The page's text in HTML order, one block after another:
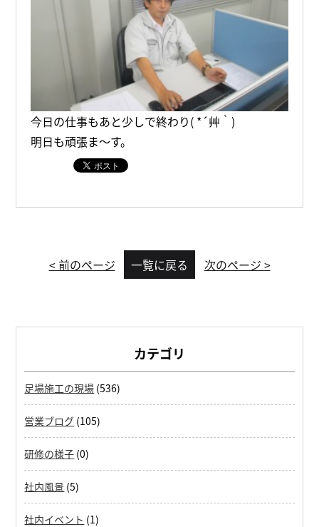
今日の仕事もあと少しで終わり( *´艸｀)
明日も頑張ま～す。
< 前のページ 一覧に戻る 次のページ >
カテゴリ
足場施工の現場 (536)
営業ブログ (105)
研修の様子 (0)
社内風景 (5)
社内イベント (1)